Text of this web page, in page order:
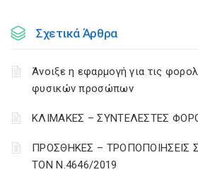
Σχετικά Άρθρα
Άνοιξε η εφαρμογή για τις
φυσικών προσώπων
ΚΛΙΜΑΚΕΣ – ΣΥΝΤΕΛΕΣΤΕΣ
ΠΡΟΣΘΗΚΕΣ – ΤΡΟΠΟΠΟΙΗΣΕΙΣ
ΤΟΝ Ν.4646/2019